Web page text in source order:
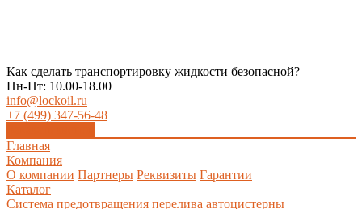
Как сделать транспортировку жидкости безопасной?
Пн-Пт: 10.00-18.00
info@lockoil.ru
+7 (499) 347-56-48
Главная
Компания
О компании Партнеры Реквизиты Гарантии
Каталог
Система предотвращения перелива автоцистерны